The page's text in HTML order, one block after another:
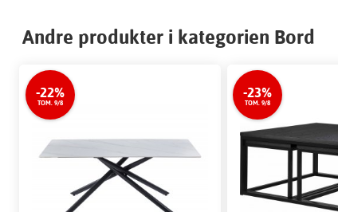
Andre produkter i kategorien Bord
-22%
TOM. 9/8
-23%
TOM. 9/8